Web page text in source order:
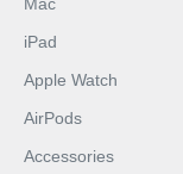
iPad
Apple Watch
AirPods
Accessories